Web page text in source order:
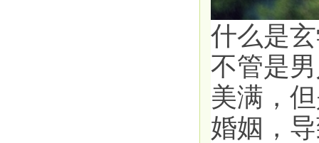
什么是
不管是
美满，
婚姻，